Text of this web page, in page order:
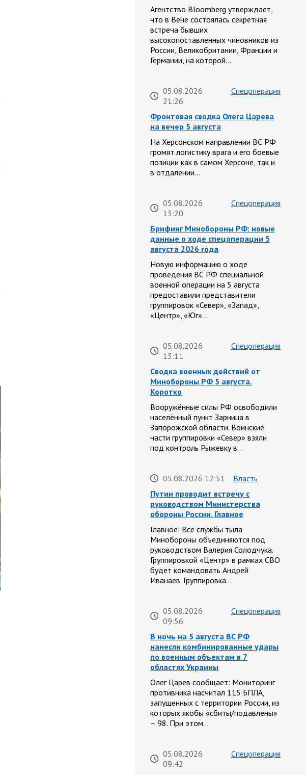
Агентство Bloomberg утверждает,
что в Вене состоялась секретная
встреча бывших
высокопоставленных чиновников из
России, Великобритании, Франции и
Германии, на которой…
05.08.2026
21:26
Спецоперация
Фронтовая сводка Олега Царева
на вечер 5 августа
На Херсонском направлении ВС РФ
громят логистику врага и его боевые
позиции как в самом Херсоне, так и
в отдалении…
05.08.2026
13:20
Спецоперация
Брифинг Минобороны РФ: новые
данные о ходе спецоперации 5
августа 2026 года
Новую информацию о ходе
проведения ВС РФ специальной
военной операции на 5 августа
предоставили представители
группировок «Север», «Запад»,
«Центр», «Юг»…
05.08.2026
13:11
Спецоперация
Сводка военных действий от
Минобороны РФ 5 августа.
Коротко
Вооружённые силы РФ освободили
населённый пункт Зарница в
Запорожской области. Воинские
части группировки «Север» взяли
под контроль Рыжевку в…
05.08.2026 12:51
Власть
Путин проводит встречу с
руководством Министерства
обороны России. Главное
Главное: Все службы тыла
Минобороны объединяются под
руководством Валерия Солодчука.
Группировкой «Центр» в рамках СВО
будет командовать Андрей
Иванаев. Группировка…
05.08.2026
09:56
Спецоперация
В ночь на 5 августа ВС РФ
нанесли комбинированные удары
по военным объектам в 7
областях Украины
Олег Царев сообщает: Мониторинг
противника насчитал 115 БПЛА,
запущенных с территории России, из
которых якобы «сбиты/подавлены»
– 98. При этом…
05.08.2026
09:42
Спецоперация